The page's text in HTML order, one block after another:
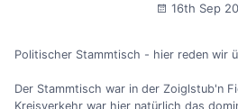
16th Sep
Politischer Stammtisch - hier reden wir
Der Stammtisch war in der Zoiglstub'n
Kreisverkehr war hier natürlich das